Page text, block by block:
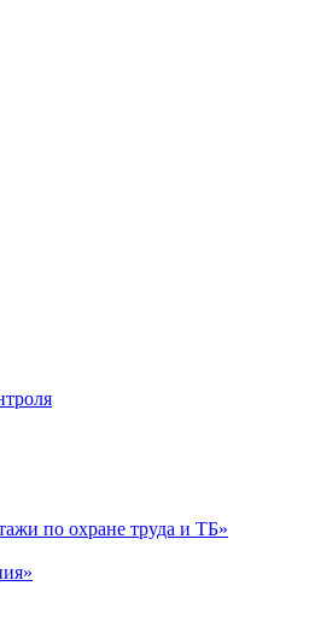
по охране труда и ТБ»